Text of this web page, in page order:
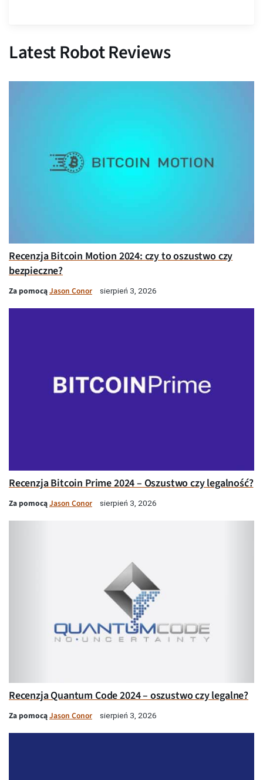
Latest Robot Reviews
Recenzja Bitcoin Motion 2024: czy to oszustwo czy
bezpieczne?
Za pomocąJason Conor sierpień 3, 2026
Recenzja Bitcoin Prime 2024 – Oszustwo czy legalność?
Za pomocąJason Conor sierpień 3, 2026
Recenzja Quantum Code 2024 – oszustwo czy legalne?
Za pomocąJason Conor sierpień 3, 2026